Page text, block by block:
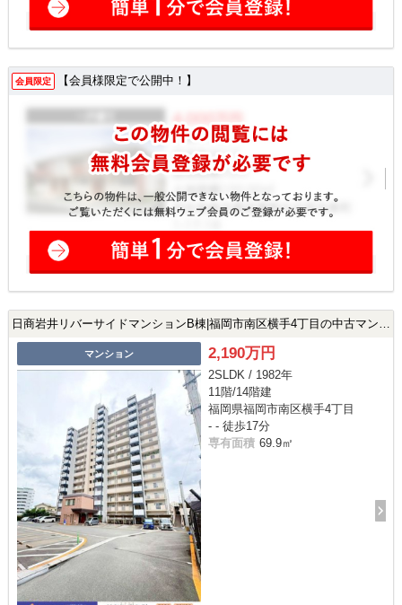
会員限定 【会員様限定で公開中！】
マンション 2,190万円
2SLDK / 1982年
11階/14階建
福岡県福岡市南区横手4丁目
- - 徒歩17分
専有面積 69.9㎡